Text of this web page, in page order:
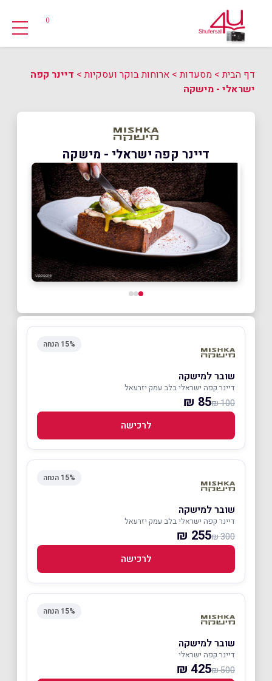
0
דף הבית> מסעדות> ארוחות בוקר ועסקיות> דיינר קפה
ישראלי - מישקה
דיינר קפה ישראלי - מישקה
15% הנחה
שובר למישקה
דיינר קפה ישראלי בלב עמק יזרעאל
100 ₪
85 ₪
לרכישה
15% הנחה
שובר למישקה
דיינר קפה ישראלי בלב עמק יזרעאל
300 ₪
255 ₪
לרכישה
15% הנחה
שובר למישקה
דיינר קפה ישראלי
500 ₪
425 ₪